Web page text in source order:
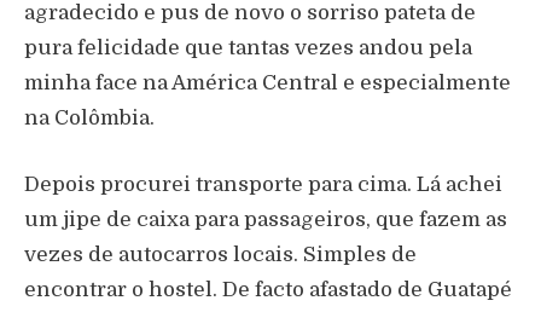
agradecido e pus de novo o sorriso pateta de
pura felicidade que tantas vezes andou pela
minha face na América Central e especialmente
na Colômbia.
Depois procurei transporte para cima. Lá achei
um jipe de caixa para passageiros, que fazem as
vezes de autocarros locais. Simples de
encontrar o hostel. De facto afastado de Guatapé